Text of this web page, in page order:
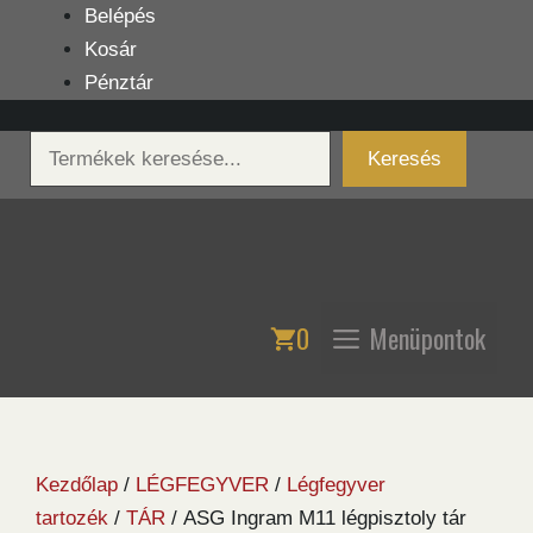
tartalomba
Belépés
Kosár
Pénztár
Keresés
Keresés
0 Menüpontok
Kezdőlap / LÉGFEGYVER / Légfegyver
tartozék / TÁR / ASG Ingram M11 légpisztoly tár